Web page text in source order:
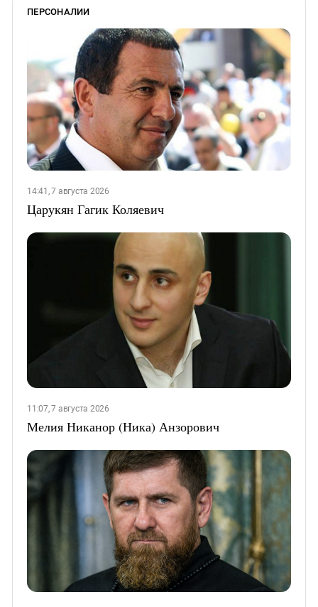
ПЕРСОНАЛИИ
14:41, 7 августа 2026
Царукян Гагик Коляевич
11:07, 7 августа 2026
Мелия Никанор (Ника) Анзорович